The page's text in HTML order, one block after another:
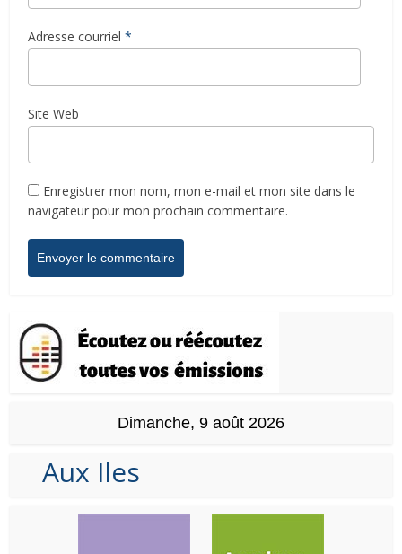
Adresse courriel *
Site Web
Enregistrer mon nom, mon e-mail et mon site dans le
navigateur pour mon prochain commentaire.
Dimanche, 9 août 2026
Aux Iles